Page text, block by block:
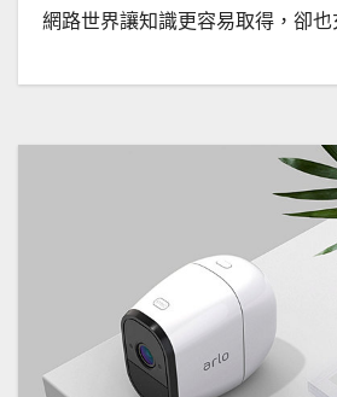
網路世界讓知識更容易取得，卻